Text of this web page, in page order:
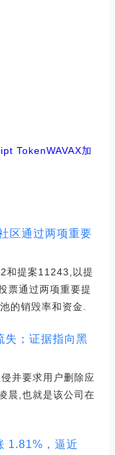
TokenWAVAX加
区通过两项重要
和提案11243,以提
票通过两项重要提
的销毁率和资金.
；证据指向黑
并要求用户删除应
晨,也就是该公司在
1.81%，逼近